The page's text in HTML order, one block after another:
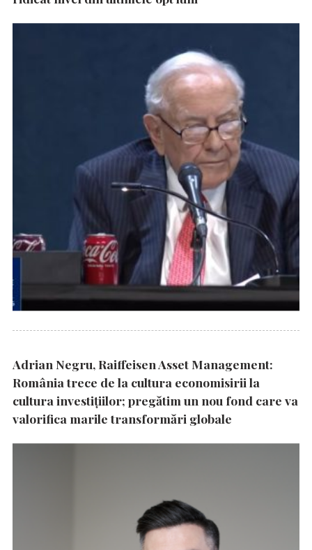
Adrian Negru, Raiffeisen Asset Management:
România trece de la cultura economisirii la
cultura investițiilor; pregătim un nou fond care va
valorifica marile transformări globale